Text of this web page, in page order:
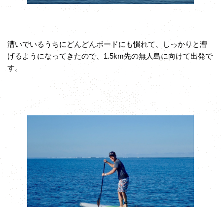
漕いでいるうちにどんどんボードにも慣れて、しっかりと漕
げるようになってきたので、1.5km先の無人島に向けて出発で
す。